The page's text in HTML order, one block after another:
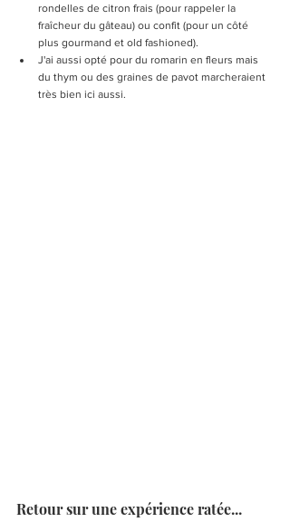
rondelles de citron frais (pour rappeler la
fraîcheur du gâteau) ou confit (pour un côté
plus gourmand et old fashioned).
J'ai aussi opté pour du romarin en fleurs mais
du thym ou des graines de pavot marcheraient
très bien ici aussi.
Retour sur une expérience ratée...